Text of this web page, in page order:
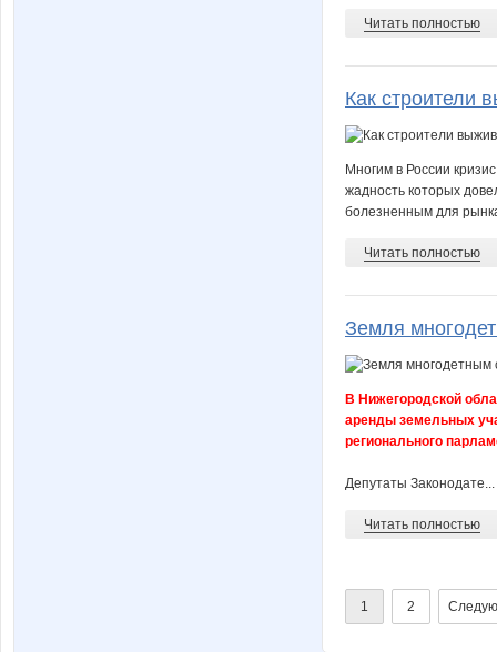
Читать полностью
Как строители
Многим в России
жадность которых
болезненным для
Читать полностью
Земля
В Нижегородской
аренды земельных
регионального
Депутаты Законодате...
Читать полностью
1 2